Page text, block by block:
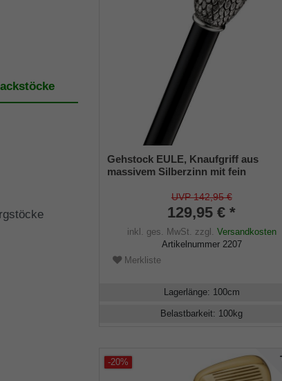
Gehstock EULE, Knaufgriff aus
massivem Silberzinn mit fein
seidenmatt schwarz lackiertes
Buchenholz, Gummipuffer.
UVP 142,95 €
129,95 € *
inkl. ges. MwSt. zzgl. Versandkosten
Artikelnummer 2207
Merkliste
Lagerlänge: 100cm
Belastbarkeit: 100kg
-20%